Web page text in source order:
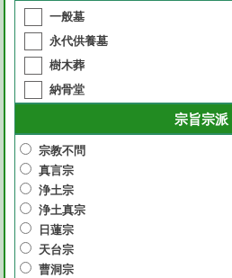
一般墓
永代供養墓
樹木葬
納骨堂
宗旨宗派
宗教不問
真言宗
浄土宗
浄土真宗
日蓮宗
天台宗
曹洞宗